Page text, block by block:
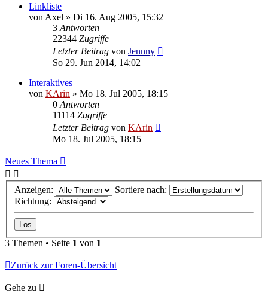
Linkliste
von Axel » Di 16. Aug 2005, 15:32
3 Antworten
22344 Zugriffe
Letzter Beitrag von Jennny
So 29. Jun 2014, 14:02
Interaktives
von KArin » Mo 18. Jul 2005, 18:15
0 Antworten
11114 Zugriffe
Letzter Beitrag von KArin
Mo 18. Jul 2005, 18:15
Neues Thema
Anzeigen:
Sortiere nach:
Richtung:
3 Themen • Seite 1 von 1
Zurück zur Foren-Übersicht
Gehe zu